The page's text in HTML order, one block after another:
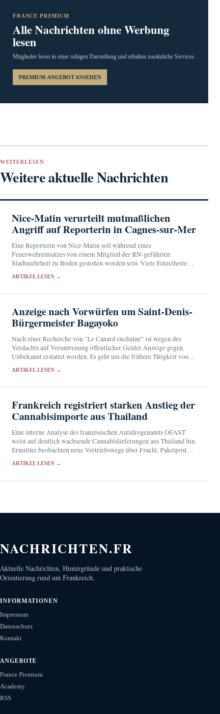
FRANCE PREMIUM
Alle Nachrichten ohne Werbung
lesen
Mitglieder lesen in einer ruhigen Darstellung und erhalten zusätzliche Services.
PREMIUM-ANGEBOT ANSEHEN
WEITERLESEN
Weitere aktuelle Nachrichten
Nice-Matin verurteilt mutmaßlichen
Angriff auf Reporterin in Cagnes-sur-Mer
Eine Reporterin von Nice-Matin soll während eines
Feuerwehreinsatzes von einem Mitglied der RN-geführten
Stadtmehrheit zu Boden gestoßen worden sein. Viele Einzelheiten
ARTIKEL LESEN →
Anzeige nach Vorwürfen um Saint-Denis-
Bürgermeister Bagayoko
Nach einer Recherche von "Le Canard enchaîné" ist wegen des
Verdachts auf Veruntreuung öffentlicher Gelder Anzeige gegen
Unbekannt erstattet worden. Es geht um die frühere Tätigkeit von
ARTIKEL LESEN →
Frankreich registriert starken Anstieg der
Cannabisimporte aus Thailand
Eine interne Analyse des französischen Antidrogenamts OFAST
weist auf deutlich wachsende Cannabislieferungen aus Thailand hin.
Ermittler beobachten neue Vertriebswege über Fracht, Paketpost
ARTIKEL LESEN →
NACHRICHTEN.FR
Aktuelle Nachrichten, Hintergründe und praktische
Orientierung rund um Frankreich.
INFORMATIONEN
Impressum
Datenschutz
Kontakt
ANGEBOTE
France Premium
Academy
RSS